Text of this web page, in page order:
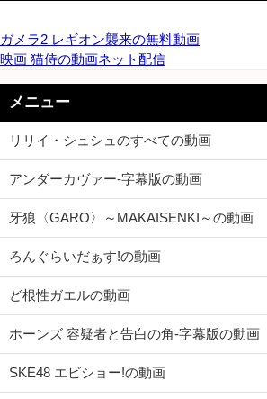
ガメラ2 レギオン襲来の無料動画
映画 猫侍の動画ネット配信
メニュー
リリイ・シュシュのすべての動画
アンダーカヴァー-字幕版の動画
牙狼〈GARO〉～MAKAISENKI～の動画
ろんぐらいだぁす!の動画
ど根性ガエルの動画
ホーンズ 容疑者と告白の角-字幕版の動画
SKE48 エビショー!の動画